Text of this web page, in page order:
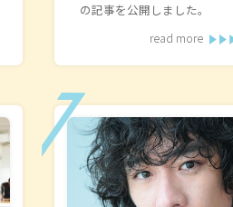
の記事を公開しました。
read more